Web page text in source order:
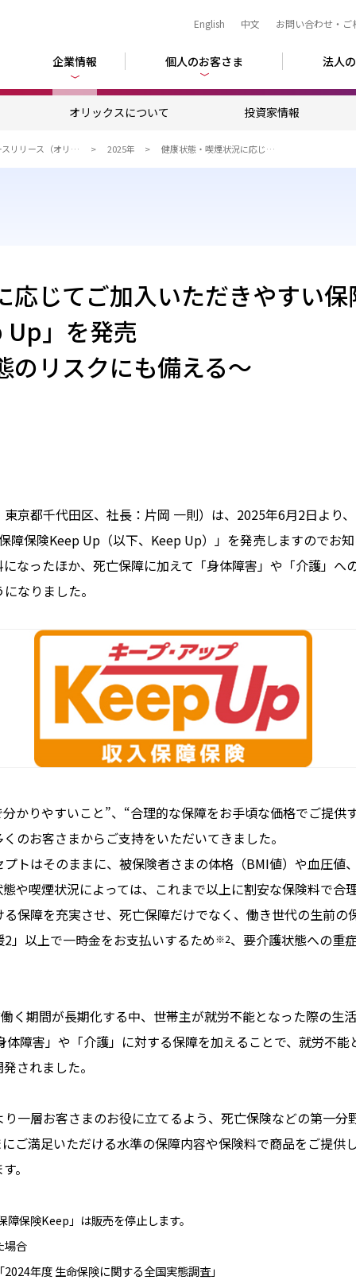
English 中文 お問い合わせ・ご
企業情報 個人のお客さま 法人
オリックスについて 投資家情報
ニュースリリース（オリックスグループ） 2025年 健康状態・喫煙状況に応じてご加入いただきやすい保険料に「収入保障保険Keep Up」を発売
応じてご加入いただきやすい保
Up」を発売
のリスクにも備える～
京都千代田区、社長：片岡 一則）は、2025年6月2日より、
障保険Keep Up（以下、Keep Up）」を発売しますのでお
なったほか、死亡保障に加えて「身体障害」や「介護」へ
なりました。
かりやすいこと”、“合理的な保障をお手頃な価格でご提供
のお客さまからご支持をいただいてきました。
トはそのままに、被保険者さまの体格（BMI値）や血圧値
や喫煙状況によっては、これまで以上に割安な保険料で合
保障を充実させ、死亡保障だけでなく、働き世代の生前の
」以上で一時金をお支払いするため※2、要介護状態への重
く期間が長期化する中、世帯主が就労不能となった際の生
体障害」や「介護」に対する保障を加えることで、就労不
されました。
一層お客さまのお役に立てるよう、死亡保険などの第一分
ご満足いただける水準の保障内容や保険料で商品をご提供
。
保険Keep」は販売を停止します。
場合
年度 生命保険に関する全国実態調査」